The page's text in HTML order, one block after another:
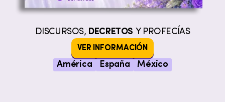
DISCURSOS, DECRETOS Y PROFECÍAS
VER INFORMACIÓN
América España México